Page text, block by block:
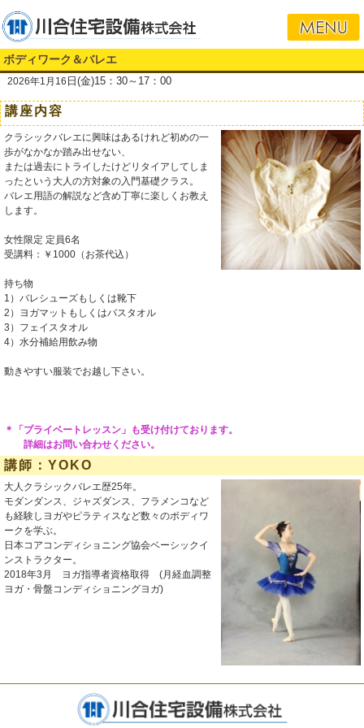
ボディワーク＆バレエ
2026年1月16 日(金)15：30～17：00
講座内容
クラシックバレエに興味はあるけれど初めの一
歩がなかなか踏み出せない、
または過去にトライしたけどリタイアしてしま
ったという大人の方対象の入門基礎クラス。
バレエ用語の解説など含め丁寧に楽しくお教え
します。
女性限定 定員6名
受講料：￥1000（お茶代込）
持ち物
1）バレシューズもしくは靴下
2）ヨガマットもしくはバスタオル
3）フェイスタオル
4）水分補給用飲み物
動きやすい服装でお越し下さい。
＊「プライベートレッスン」も受け付けております。
詳細はお問い合わせください。
講師：YOKO
大人クラシックバレエ歴25年。
モダンダンス、ジャズダンス、フラメンコなど
も経験しヨガやピラティスなど数々のボディワ
ークを学ぶ。
日本コアコンディショニング協会ベーシックイ
ンストラクター。
2018年3月 ヨガ指導者資格取得 (月経血調整
ヨガ・骨盤コンディショニングヨガ)